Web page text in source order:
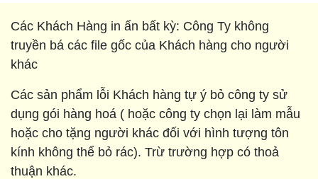
Các Khách Hàng in ấn bất kỳ: Công Ty không
truyền bá các file gốc của Khách hàng cho người
khác
Các sản phẩm lỗi Khách hàng tự ý bỏ công ty sử
dụng gói hàng hoá ( hoặc công ty chọn lại làm mẫu
hoặc cho tặng người khác đối với hình tượng tôn
kính không thể bỏ rác). Trừ trường hợp có thoả
thuận khác.